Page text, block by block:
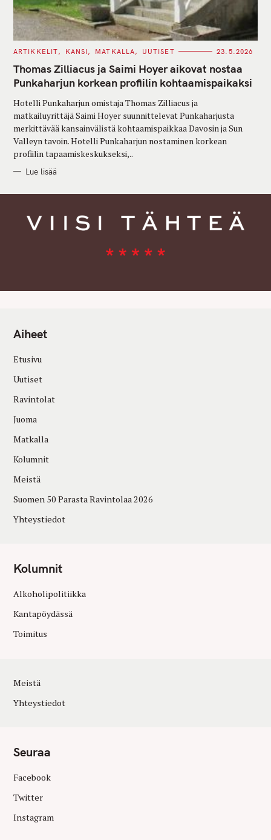
C
T
E
G
O
I
E
S
ARTIKKELIT KANSI MATKALLA UUTISET 23.5.2026
Thomas Zilliacus ja Saimi Hoyer aikovat nostaa
Punkaharjun korkean profiilin kohtaamispaikaksi
Hotelli Punkaharjun omistaja Thomas Zilliacus ja
matkailuyrittäjä Saimi Hoyer suunnittelevat Punkaharjusta
merkittävää kansainvälistä kohtaamispaikkaa Davosin ja Sun
Valleyn tavoin. Hotelli Punkaharjun nostaminen korkean
profiilin tapaamiskeskukseksi,..
Lue lisää
Aiheet
Etusivu
Uutiset
Ravintolat
Juoma
Matkalla
Kolumnit
Meistä
Suomen 50 Parasta Ravintolaa 2026
Yhteystiedot
Kolumnit
Alkoholipolitiikka
Kantapöydässä
Toimitus
Meistä
Yhteystiedot
Seuraa
Facebook
Twitter
Instagram